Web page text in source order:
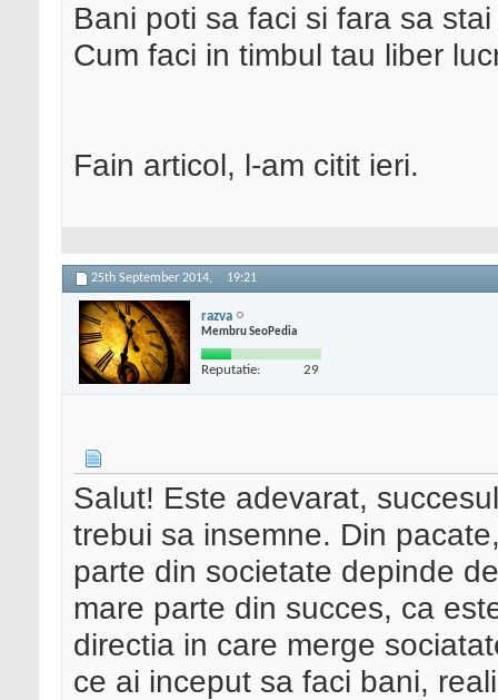
Bani poti sa faci si fara sa
Cum faci in timbul tau liber
Fain articol, l-am citit ieri.
25th September 2014, 19:21
razva
Membru SeoPedia
Reputatie: 29
Salut! Este adevarat,
trebui sa insemne. Din
parte din societate depinde
mare parte din succes, ca
directia in care merge
ce ai inceput sa faci bani,